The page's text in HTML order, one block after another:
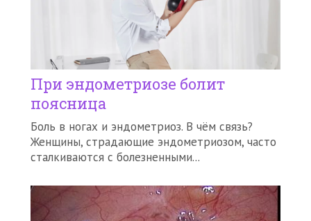
При эндометриозе болит
поясница
Боль в ногах и эндометриоз. В чём связь?
Женщины, страдающие эндометриозом, часто
сталкиваются с болезненными...